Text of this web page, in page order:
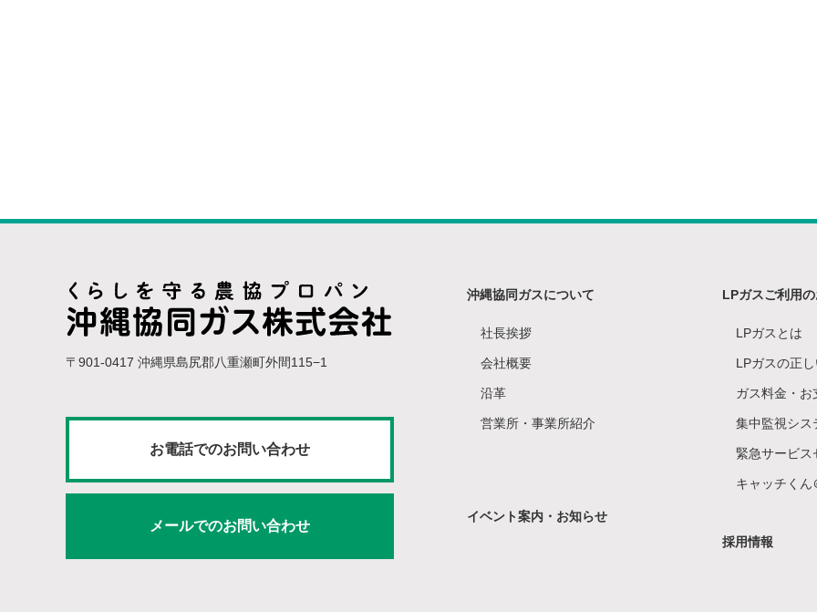
〒901-0417 沖縄県島尻郡八重瀬町外間115−1
お電話でのお問い合わせ
メールでのお問い合わせ
沖縄協同ガスについて
社長挨拶
会社概要
沿革
営業所・事業所紹介
イベント案内・お知らせ
LPガスご利用
LPガスとは
LPガスの正
ガス料金・お
集中監視シス
緊急サービス
キャッチくん
採用情報